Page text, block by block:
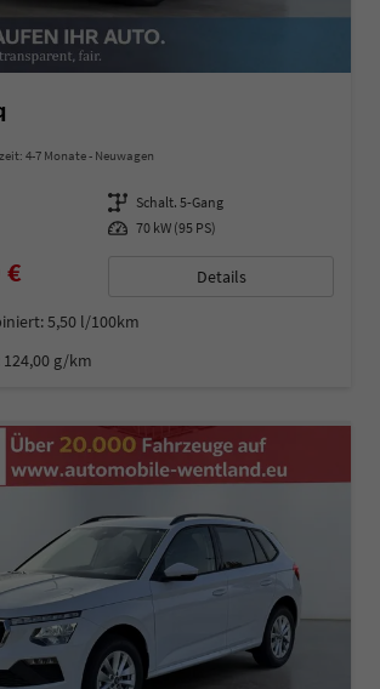
4-7 Monate Neuwagen
Getriebe Schalt. 5-Gang
Leistung 70 kW (95 PS)
€ Details
5,50 l/100km
124,00 g/km